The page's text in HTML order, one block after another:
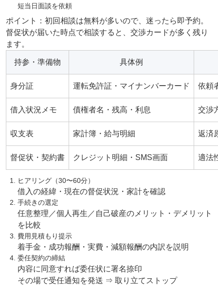
短当日面談を依頼
ポイント：初回相談は無料が多いので、迷ったら即予約。
督促状が届いた時点で相談すると、交渉カードが多く残り
ます。
持参・準備物 具体例
身分証 運転免許証・マイナンバーカード 依頼
借入状況メモ 債権者名・残高・利息 交渉
収支表 家計簿・給与明細 返済
督促状・契約書 クレジット明細・SMS画面 適法
ヒアリング（30〜60分）
借入の経緯・現在の督促状況・家計を確認
手続きの選定
任意整理／個人再生／自己破産のメリット・デメリット
を比較
費用見積もり提示
着手金・成功報酬・実費・減額報酬の内訳を説明
委任契約の締結
内容に同意すれば委任状に署名捺印
その場で受任通知を発送 ⇒ 取り立てストップ